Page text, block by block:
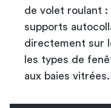
de volet roulant
supports
directement sur
les types de
aux baies vitrées.